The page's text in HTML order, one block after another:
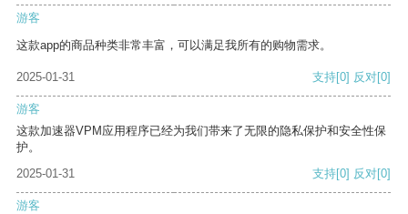
游客
这款app的商品种类非常丰富，可以满足我所有的购物需求。
2025-01-31 支持[0] 反对[0]
游客
这款加速器VPM应用程序已经为我们带来了无限的隐私保护和安全性保
护。
2025-01-31
支持[0] 反对[0]
游客